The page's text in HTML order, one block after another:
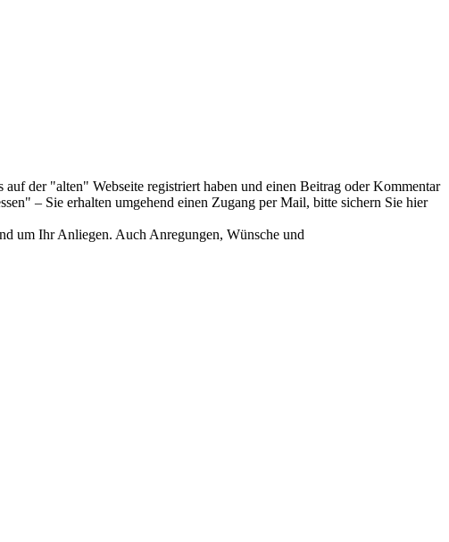
der "alten" Webseite registriert haben und einen Beitrag oder Kommentar
– Sie erhalten umgehend einen Zugang per Mail, bitte sichern Sie hier
um Ihr Anliegen. Auch Anregungen, Wünsche und